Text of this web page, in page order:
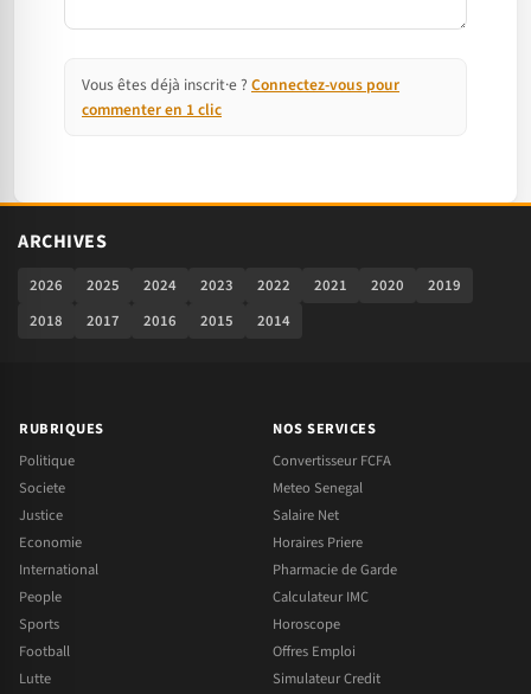
Vous êtes déjà inscrit·e ? Connectez-vous pour
commenter en 1 clic
ARCHIVES
2026 2025 2024 2023 2022 2021 2020
2019
2018
2017 2016 2015 2014
RUBRIQUES
Politique
Societe
Justice
Economie
International
People
Sports
Football
Lutte
NOS SERVICES
Convertisseur FCFA
Meteo Senegal
Salaire Net
Horaires Priere
Pharmacie de Garde
Calculateur IMC
Horoscope
Offres Emploi
Simulateur Credit